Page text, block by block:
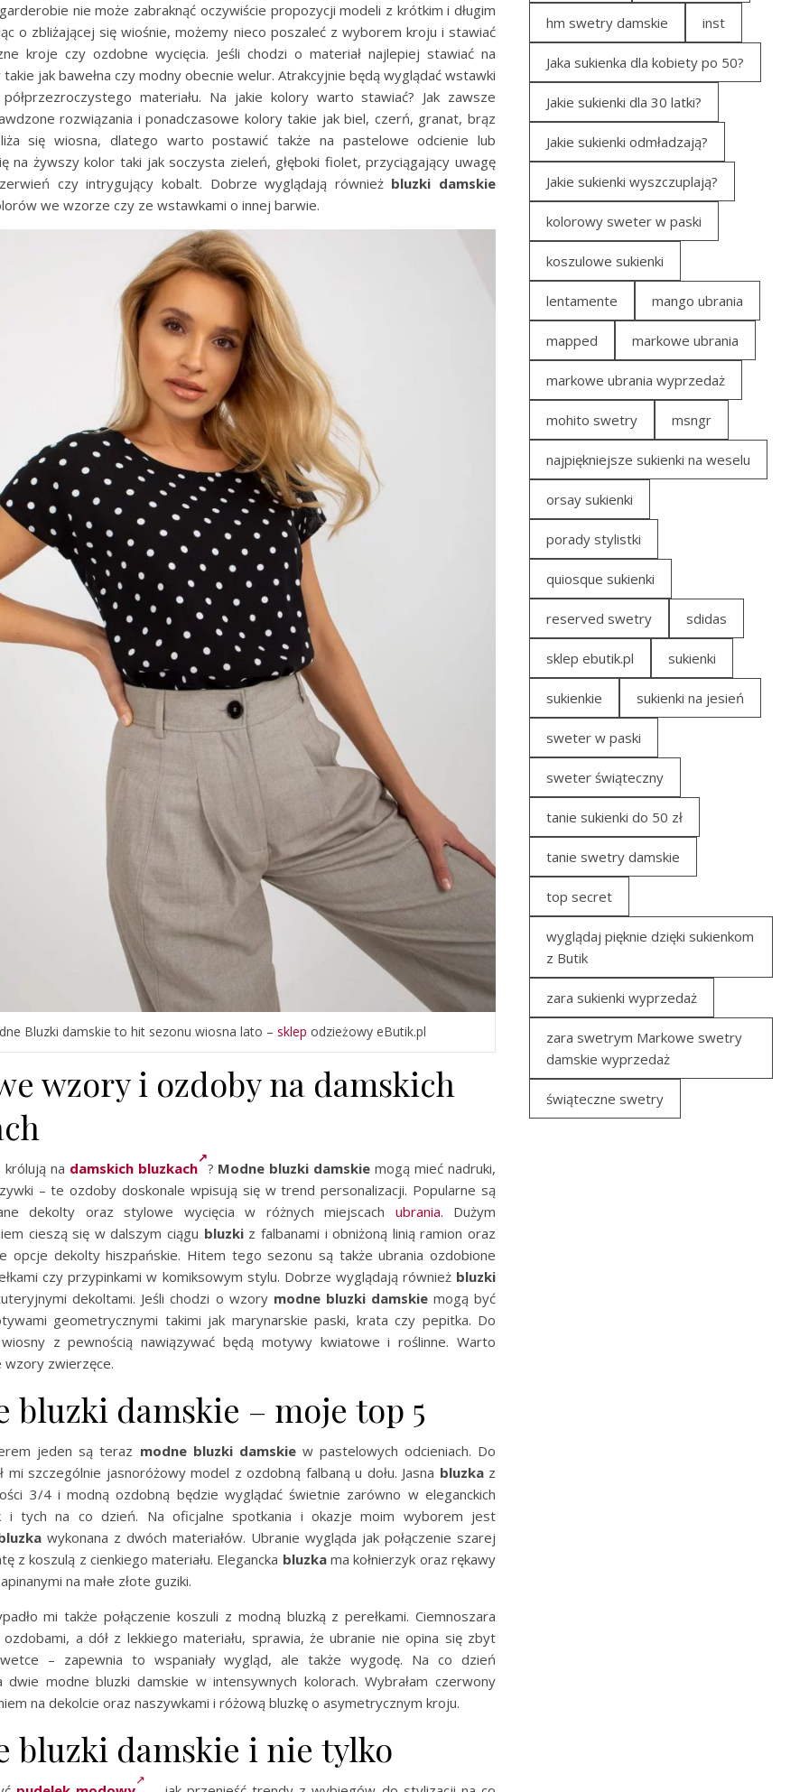
nie może zabraknąć oczywiście propozycji modeli z krótkim i długim
o zbliżającej się wiośnie, możemy nieco poszaleć z wyborem kroju i stawiać
kroje czy ozdobne wycięcia. Jeśli chodzi o materiał najlepiej stawiać na
takie jak bawełna czy modny obecnie welur. Atrakcyjnie będą wyglądać wstawki
materiału. Na jakie kolory warto stawiać? Jak zawsze
rozwiązania i ponadczasowe kolory takie jak biel, czerń, granat, brąz
się wiosna, dlatego warto postawić także na pastelowe odcienie lub
na żywszy kolor taki jak soczysta zieleń, głęboki fiolet, przyciągający uwagę
czy intrygujący kobalt. Dobrze wyglądają również bluzki damskie
we wzorze czy ze wstawkami o innej barwie.
Bluzki damskie to hit sezonu wiosna lato – sklep odzieżowy eButik.pl
wzory i ozdoby na damskich
królują na damskich bluzkach ? Modne bluzki damskie mogą mieć nadruki,
– te ozdoby doskonale wpisują się w trend personalizacji. Popularne są
dekolty oraz stylowe wycięcia w różnych miejscach ubrania. Dużym
cieszą się w dalszym ciągu bluzkiz falbanami i obniżoną linią ramion oraz
opcje dekolty hiszpańskie. Hitem tego sezonu są także ubrania ozdobione
czy przypinkami w komiksowym stylu. Dobrze wyglądają równieżbluzki
dekoltami. Jeśli chodzi o wzory modne bluzki damskiemogą być
geometrycznymi takimi jak marynarskie paski, krata czy pepitka. Do
wiosny z pewnością nawiązywać będą motywy kwiatowe i roślinne. Warto
wzory zwierzęce.
bluzki damskie – moje top 5
jeden są teraz modne bluzki damskiew pastelowych odcieniach. Do
mi szczególnie jasnoróżowy model z ozdobną falbaną u dołu. Jasna bluzkaz
3/4 i modną ozdobną będzie wyglądać świetnie zarówno w eleganckich
i tych na co dzień. Na oficjalne spotkania i okazje moim wyborem jest
wykonana z dwóch materiałów. Ubranie wygląda jak połączenie szarej
z koszulą z cienkiego materiału. Elegancka bluzkama kołnierzyk oraz rękawy
na małe złote guziki.
mi także połączenie koszuli z modną bluzką z perełkami. Ciemnoszara
a dół z lekkiego materiału, sprawia, że ubranie nie opina się zbyt
– zapewnia to wspaniały wygląd, ale także wygodę. Na co dzień
dwie modne bluzki damskie w intensywnych kolorach. Wybrałam czerwony
na dekolcie oraz naszywkami i różową bluzkę o asymetrycznym kroju.
bluzki damskie i nie tylko
hm swetry damskie inst
Jaka sukienka dla kobiety po 50?
Jakie sukienki dla 30 latki?
Jakie sukienki odmładzają?
Jakie sukienki wyszczuplają?
kolorowy sweter w paski
koszulowe sukienki
lentamente mango ubrania
mapped markowe ubrania
markowe ubrania wyprzedaż
mohito swetry msngr
najpiękniejsze sukienki na weselu
orsay sukienki
porady stylistki
quiosque sukienki
reserved swetry sdidas
sklep ebutik.pl sukienki
sukienkie sukienki na jesień
sweter w paski
sweter świąteczny
tanie sukienki do 50 zł
tanie swetry damskie
top secret
wyglądaj pięknie dzięki sukienkom
z Butik
zara sukienki wyprzedaż
zara swetrym Markowe swetry
damskie wyprzedaż
świąteczne swetry